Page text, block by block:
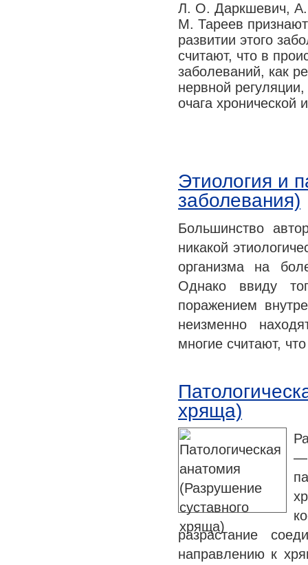
Л. О. Даркшевич,
М. Тареев
развитии этого
считают, что в
заболеваний, как
нервной
очага хронической
Этиология и
заболевания)
Большинство
никакой
организма на
Однако ввиду
поражением
неизменно
многие считают,
хряща)
—
разрастание
направлению к